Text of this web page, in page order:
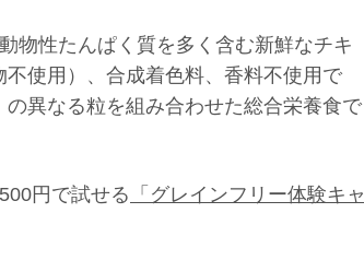
物性たんぱく質を多く含む新鮮なチキ
使用）、合成着色料、香料不使用で
異なる粒を組み合わせた総合栄養食で
円で試せる 「グレインフリー体験キャ